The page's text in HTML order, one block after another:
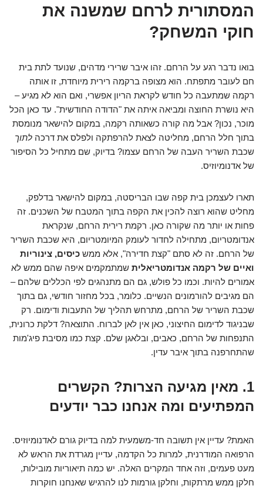
המסתורית לרחם שמשנה את
חוקי המשחק?
בואו נדבר רגע על הרחם. זהו איבר שרירי מדהים, שנועד לתת בית
חם לעובר מתפתח. הוא מצופה ברקמה רירית מיוחדת, זו אותה
רקמה שמתעבה כל חודש לקראת הריון אפשרי, ואם הוא לא מגיע –
היא נושרת החוצה ומביאה איתה את "הדודה החודשית". עד כאן הכל
מוכר, נכון? אבל מה קורה כשאותה רקמה, במקום להישאר מנומסת
בתוך חלל הרחם, מחליטה לצאת להרפתקה ולפלס את דרכה לתוך
שכבת השריר העבה של הרחם עצמו? בדיוק, שם מתחיל כל הסיפור
של אדנומיוזיס.
תארו לעצמכן בית קפה שבו הבריסטה, במקום להישאר בדלפק,
מחליט שהוא רוצה להכין את הקפה בתוך המטבח של השכנים. זה
פחות או יותר מה שקורה כאן. רקמת רירית הרחם, שנקראת
אנדומטריום, מתחילה לחדור לעומק המיומטריום, היא שכבת השריר
של הרחם. זה לא סתם "קצת חדירה", אלא ממש כיסים, צינוריות
ואיים של רקמה אנדומטריאלית שמתמקמים איפה שהם ממש לא
אמורים להיות. וכמו כל פולש, גם הם מתנהגים לפי הכללים שלהם –
הם מגיבים להורמונים הנשיים. כלומר, בכל מחזור חודשי, גם בתוך
שכבת השריר של הרחם, מתרחש תהליך של התעבות ודימום. רק
שבניגוד לדימום החיצוני, כאן אין לאן לברוח. התוצאה? דלקת כרונית,
התנפחות של הרחם, כאבים, ובלאגן שלם. קצת כמו מסיבת פיג'מות
שהתחרפנה בתוך איבר עדין.
1. מאין מגיעה הצרות? הקשרים
המפתיעים ומה אנחנו כבר יודעים
האמת? עדיין אין תשובה חד-משמעית למה בדיוק גורם לאדנומיוזיס.
הרפואה המודרנית, למרות כל הקדמה, עדיין מגרדת את הראש לא
מעט פעמים, וזה אחד המקרים האלה. יש כמה תיאוריות מובילות,
חלקן ממש מרתקות, וחלקן גורמות לנו להרגיש שאנחנו חוקרות